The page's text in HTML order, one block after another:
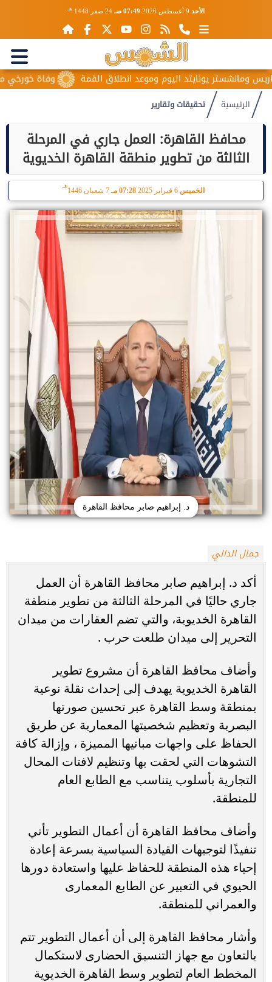
الأحد 07:49 صـ 24 صفر 1448 هـ
وفاة خورخي ميسي يونايتد اليوم وموعد انطلاق القمة
الرئيسية تحقيقات وتقارير
محافظ القاهرة: العمل جاري في المرحلة
الثالثة من تطوير منطقة القاهرة الخديوية
الخميس 07:28 مـ 7 شعبان 1446
هـ
د. إبراهيم صابر محافظ القاهرة
جمال الدالي
أكد د. إبراهيم صابر محافظ القاهرة أن العمل
جاري حاليًا في المرحلة الثالثة من تطوير منطقة
القاهرة الخديوية، والتي تضم العقارات من ميدان
التحرير إلى ميدان طلعت حرب .
وأضاف محافظ القاهرة أن مشروع تطوير
القاهرة الخديوية يهدف إلى إحداث نقلة نوعية
بمنطقة وسط القاهرة عبر تحسين صورتها
البصرية وتعظيم شخصيتها المعمارية عن طريق
الحفاظ على واجهات مبانيها المميزة ، وإزالة كافة
التشوهات التي لحقت بها وتنظيم لافتات المحال
التجارية بأسلوب يتناسب مع الطابع العام
للمنطقة.
وأضاف محافظ القاهرة أن أعمال التطوير تأتي
تنفيذًا لتوجيهات القيادة السياسية بسرعة إعادة
إحياء هذه المنطقة للحفاظ عليها واستعادة دورها
الحيوي في التعبير عن الطابع المعمارى
والعمراني للمنطقة.
وأشار محافظ القاهرة إلى أن أعمال التطوير تتم
بالتعاون مع جهاز التنسيق الحضارى لاستكمال
المخطط العام لتطوير وسط القاهرة الخديوية